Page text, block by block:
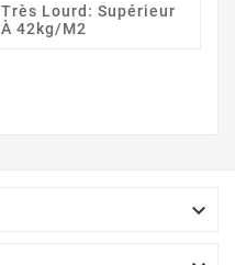
Très Lourd: Supérieur
À 42kg/m2
